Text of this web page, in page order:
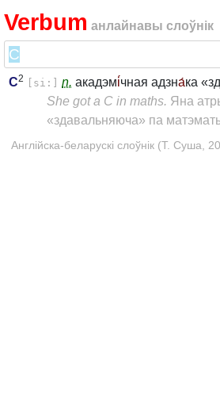
Verbum анлайнавы слоўнік
C2 [si:] n. акадэмі́чная адзна́ка
She got a C in maths. Яна
«здавальняюча» па
Англійска-беларускі слоўнік (Т. Суша,